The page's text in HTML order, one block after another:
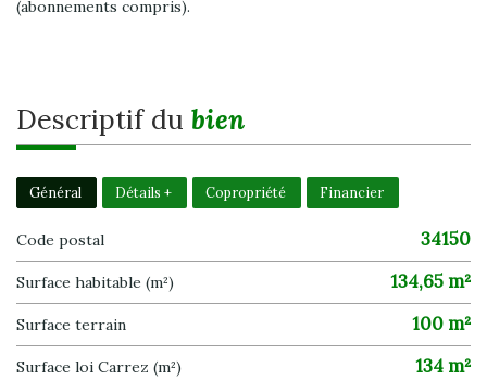
(abonnements compris).
descriptif du bien
Général Détails + Copropriété Financier
Code postal 34150
Surface habitable (m²) 134,65 m²
surface terrain 100 m²
Surface loi Carrez (m²) 134 m²